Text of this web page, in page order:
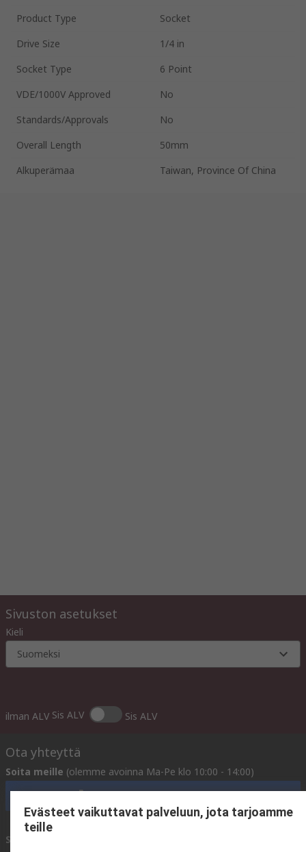
Product Type
Socket
Drive Size
1/4 in
Socket Type
6 Point
VDE/1000V Approved
No
Standards/Approvals
No
Overall Length
50mm
Alkuperämaa
Taiwan, Province Of China
Sivuston asetukset
Kieli
Suomeksi
ilman ALV Sis ALV Sis ALV
Ota yhteyttä
Soita meille (olemme avoinna Ma-Pe klo 10:00 - 14:00)
Sähköpostitse meille
Evästeet vaikuttavat palveluun, jota tarjoamme
teille